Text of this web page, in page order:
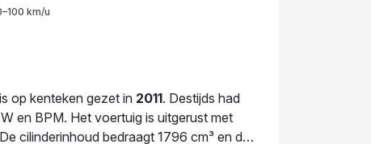
km/u
is op kenteken gezet in 2011. Destijds had
en BPM. Het voertuig is uitgerust met
cilinderinhoud bedraagt 1796 cm³ en de